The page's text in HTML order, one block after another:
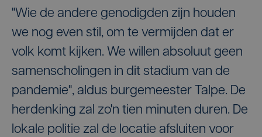
"Wie de andere genodigden zijn houden
we nog even stil, om te vermijden dat er
volk komt kijken. We willen absoluut geen
samenscholingen in dit stadium van de
pandemie", aldus burgemeester Talpe. De
herdenking zal zo'n tien minuten duren. De
lokale politie zal de locatie afsluiten voor